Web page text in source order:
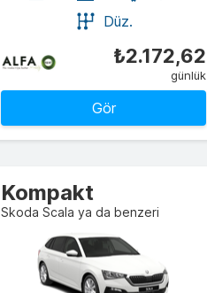
Düz.
₺2.172,62
günlük
Gör
Kompakt
Skoda Scala ya da benzeri